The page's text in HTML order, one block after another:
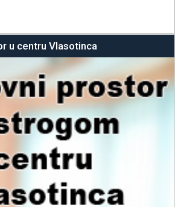
u centru Vlasotinca